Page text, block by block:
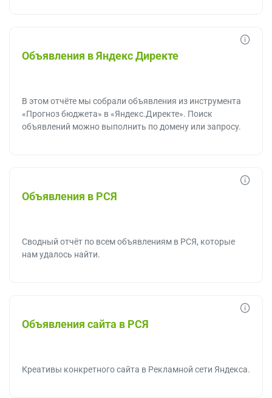
Объявления в Яндекс Директе
В этом отчёте мы собрали объявления из инструмента
«Прогноз бюджета» в «Яндекс.Директе». Поиск
объявлений можно выполнить по домену или запросу.
Объявления в РСЯ
Сводный отчёт по всем объявлениям в РСЯ, которые
нам удалось найти.
Объявления сайта в РСЯ
Креативы конкретного сайта в Рекламной сети Яндекса.